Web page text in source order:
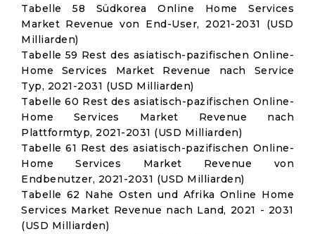
Tabelle 58 Südkorea Online Home Services
Market Revenue von End-User, 2021-2031 (USD
Milliarden)
Tabelle 59 Rest des asiatisch-pazifischen Online-
Home Services Market Revenue nach Service
Typ, 2021-2031 (USD Milliarden)
Tabelle 60 Rest des asiatisch-pazifischen Online-
Home Services Market Revenue nach
Plattformtyp, 2021-2031 (USD Milliarden)
Tabelle 61 Rest des asiatisch-pazifischen Online-
Home Services Market Revenue von
Endbenutzer, 2021-2031 (USD Milliarden)
Tabelle 62 Nahe Osten und Afrika Online Home
Services Market Revenue nach Land, 2021 - 2031
(USD Milliarden)